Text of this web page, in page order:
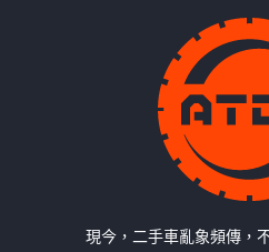
現今，二手車亂象頻傳，